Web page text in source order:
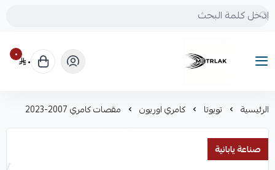
Motrlak
٠ ٠
الرئيسية تويوتا كامري اوريون مقصات كامري 2007-2023
صناعة يابانية